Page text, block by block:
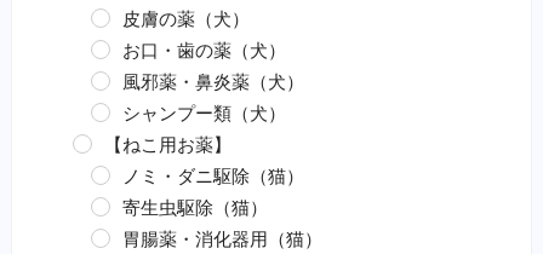
皮膚の薬（犬）
お口・歯の薬（犬）
風邪薬・鼻炎薬（犬）
シャンプー類（犬）
【ねこ用お薬】
ノミ・ダニ駆除（猫）
寄生虫駆除（猫）
胃腸薬・消化器用（猫）